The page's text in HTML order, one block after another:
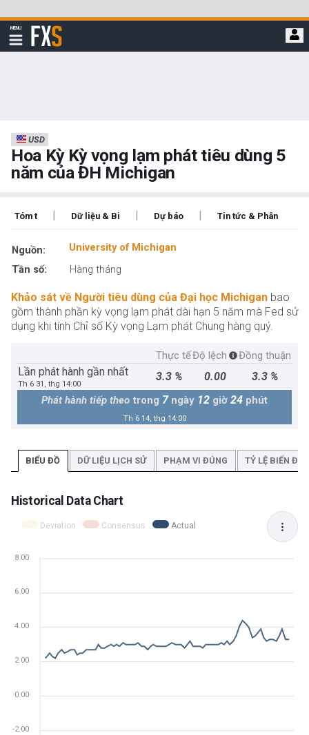
qua
đi
MENU
Hiển
thị
FXStreet
USD
Hoa Kỳ Kỳ vọng lạm phát tiêu dùng 5
năm của ĐH Michigan
Tóm t | Dữ liệu & Bi | Dự báo | Tin tức & Phân
Nguồn:
University of Michigan
Tần số:
Hàng tháng
Khảo sát về Người tiêu dùng của Đại học Michigan bao
gồm thành phần kỳ vọng lạm phát dài hạn 5 năm mà Fed sử
dụng khi tính Chỉ số Kỳ vọng Lạm phát Chung hàng quý.
Thực tếĐộ lệch Đồng thuận
Lần phát hành gần nhất
Th 6 31, thg 14:00
3.3 % 0.00 3.3 %
Phát hành tiếp theo trong 7 ngày 12 giờ 24 phút
Th 6 14, thg 14:00
BIỂU ĐỒ DỮ LIỆU LỊCH SỬ PHẠM VI ĐÚNG TỶ LỆ BIẾN
Historical Data Chart
Deviation Consensus Actual
8.00
6.00
4.00
2.00
0.00
-2.00